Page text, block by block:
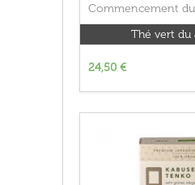
Commencement
Thé vert du
24,50 €